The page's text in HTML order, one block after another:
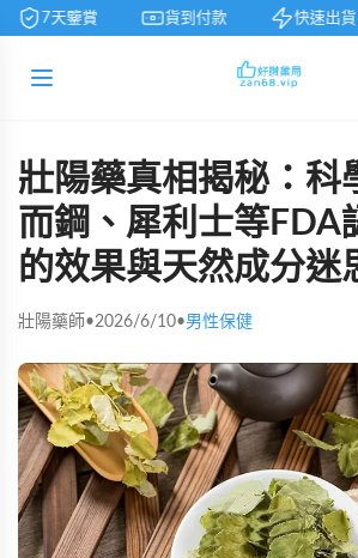
7天鑒賞 貨到付款 快速出貨
壯陽藥真相揭秘：科
而鋼、犀利士等FDA
的效果與天然成分迷
壯陽藥師•2026/6/10•男性保健